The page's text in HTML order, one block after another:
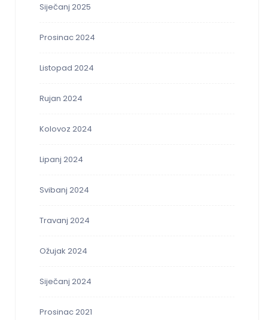
Siječanj 2025
Prosinac 2024
Listopad 2024
Rujan 2024
Kolovoz 2024
Lipanj 2024
Svibanj 2024
Travanj 2024
Ožujak 2024
Siječanj 2024
Prosinac 2021